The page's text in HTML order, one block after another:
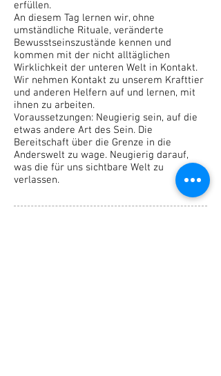
erfüllen.
An diesem Tag lernen wir, ohne
umständliche Rituale, veränderte
Bewusstseinszustände kennen und
kommen mit der nicht alltäglichen
Wirklichkeit der unteren Welt in Kontakt.
Wir nehmen Kontakt zu unserem Krafttier
und anderen Helfern auf und lernen, mit
ihnen zu arbeiten.
Voraussetzungen: Neugierig sein, auf die
etwas andere Art des Sein. Die
Bereitschaft über die Grenze in die
Anderswelt zu wage. Neugierig darauf,
was die für uns sichtbare Welt zu
verlassen.